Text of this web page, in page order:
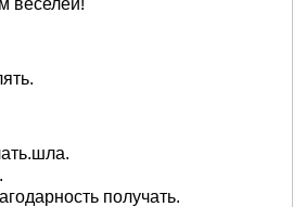
веселей!
получать.